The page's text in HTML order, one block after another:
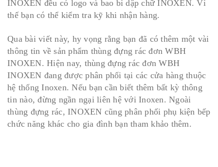
INOXEN đều có logo và bao bì dập chữ INOXEN. Vì
thế bạn có thể kiểm tra kỹ khi nhận hàng.
Qua bài viết này, hy vọng rằng bạn đã có thêm một vài
thông tin về sản phẩm thùng đựng rác đơn WBH
INOXEN. Hiện nay, thùng đựng rác đơn WBH
INOXEN đang được phân phối tại các cửa hàng thuộc
hệ thống Inoxen. Nếu bạn cần biết thêm bất kỳ thông
tin nào, đừng ngần ngại liên hệ với Inoxen. Ngoài
thùng đựng rác, INOXEN cũng phân phối phụ kiện bếp
chức năng khác cho gia đình bạn tham khảo thêm.